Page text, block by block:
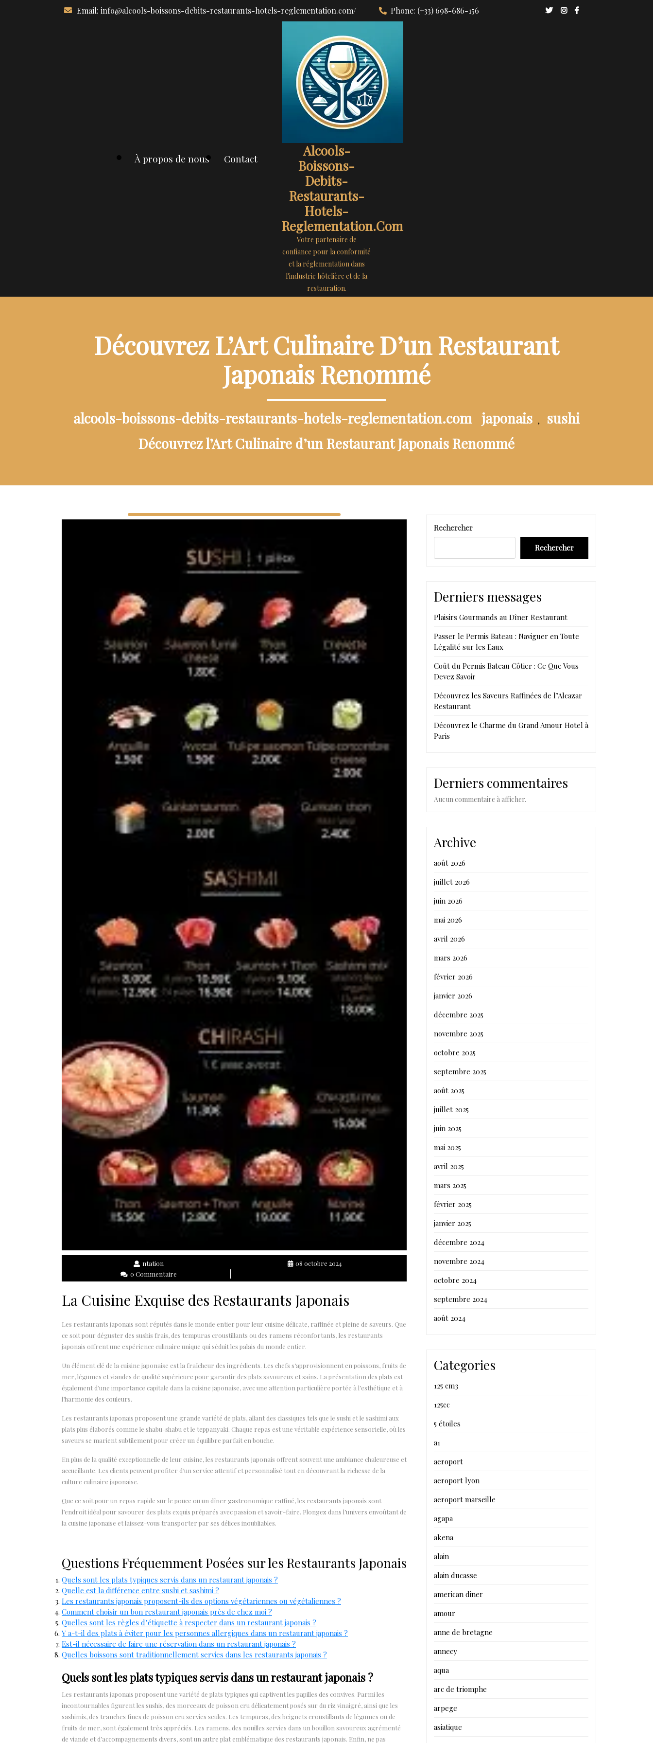
Email: info@alcools-boissons-debits-restaurants-hotels-reglementation.com/ Phone: (+33) 698-686-156
À propos de nous Contact
Alcools-
Boissons-
Debits-
Restaurants-
Hotels-
Reglementation.com
Votre partenaire de
confiance pour la conformité
et la réglementation dans
l'industrie hôtelière et de la
restauration.
Découvrez L’Art Culinaire D’un Restaurant
Japonais Renommé
alcools-boissons-debits-restaurants-hotels-reglementation.com japonais ,
sushi
Découvrez l’Art Culinaire d’un Restaurant Japonais Renommé
ntation
08 octobre 2024
0 Commentaire
La Cuisine Exquise des Restaurants Japonais
Les restaurants japonais sont réputés dans le monde entier pour leur cuisine délicate, raffinée et pleine de saveurs. Que
ce soit pour déguster des sushis frais, des tempuras croustillants ou des ramens réconfortants, les restaurants
japonais offrent une expérience culinaire unique qui séduit les palais du monde entier.
Un élément clé de la cuisine japonaise est la fraîcheur des ingrédients. Les chefs s’approvisionnent en poissons, fruits de
mer, légumes et viandes de qualité supérieure pour garantir des plats savoureux et sains. La présentation des plats est
également d’une importance capitale dans la cuisine japonaise, avec une attention particulière portée à l’esthétique et à
l’harmonie des couleurs.
Les restaurants japonais proposent une grande variété de plats, allant des classiques tels que le sushi et le sashimi aux
plats plus élaborés comme le shabu-shabu et le teppanyaki. Chaque repas est une véritable expérience sensorielle, où les
saveurs se marient subtilement pour créer un équilibre parfait en bouche.
En plus de la qualité exceptionnelle de leur cuisine, les restaurants japonais offrent souvent une ambiance chaleureuse et
accueillante. Les clients peuvent profiter d’un service attentif et personnalisé tout en découvrant la richesse de la
culture culinaire japonaise.
Que ce soit pour un repas rapide sur le pouce ou un dîner gastronomique raffiné, les restaurants japonais sont
l’endroit idéal pour savourer des plats exquis préparés avec passion et savoir-faire. Plongez dans l’univers envoûtant de
la cuisine japonaise et laissez-vous transporter par ses délices inoubliables.
Questions Fréquemment Posées sur les Restaurants Japonais
Quels sont les plats typiques servis dans un restaurant japonais ?
Quelle est la différence entre sushi et sashimi ?
Les restaurants japonais proposent-ils des options végétariennes ou végétaliennes ?
Comment choisir un bon restaurant japonais près de chez moi ?
Quelles sont les règles d’étiquette à respecter dans un restaurant japonais ?
Y a-t-il des plats à éviter pour les personnes allergiques dans un restaurant japonais ?
Est-il nécessaire de faire une réservation dans un restaurant japonais ?
Quelles boissons sont traditionnellement servies dans les restaurants japonais ?
Quels sont les plats typiques servis dans un restaurant japonais ?
Les restaurants japonais proposent une variété de plats typiques qui captivent les papilles des convives. Parmi les
incontournables figurent les sushis, des morceaux de poisson cru délicatement posés sur du riz vinaigré, ainsi que les
sashimis, des tranches fines de poisson cru servies seules. Les tempuras, des beignets croustillants de légumes ou de
fruits de mer, sont également très appréciés. Les ramens, des nouilles servies dans un bouillon savoureux agrémenté
de viande et d’accompagnements divers, sont un autre plat emblématique des restaurants japonais. Enfin, ne pas
Rechercher
Rechercher
Derniers messages
Plaisirs Gourmands au Dîner Restaurant
Passer le Permis Bateau : Naviguer en Toute
Légalité sur les Eaux
Coût du Permis Bateau Côtier : Ce Que Vous
Devez Savoir
Découvrez les Saveurs Raffinées de l’Alcazar
Restaurant
Découvrez le Charme du Grand Amour Hotel à
Paris
Derniers commentaires
Aucun commentaire à afficher.
Archive
août 2026
juillet 2026
juin 2026
mai 2026
avril 2026
mars 2026
février 2026
janvier 2026
décembre 2025
novembre 2025
octobre 2025
septembre 2025
août 2025
juillet 2025
juin 2025
mai 2025
avril 2025
mars 2025
février 2025
janvier 2025
décembre 2024
novembre 2024
octobre 2024
septembre 2024
août 2024
Categories
125 cm3
125cc
5 étoiles
a1
aeroport
aeroport lyon
aeroport marseille
agapa
akena
alain
alain ducasse
american diner
amour
anne de bretagne
annecy
aqua
arc de triomphe
arpege
asiatique